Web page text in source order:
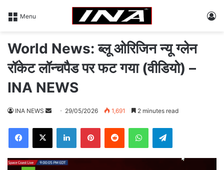
Menu
World News: ब्लू ओरिजिन न्यू ग्लेन
रॉकेट लॉन्चपैड पर फट गया (वीडियो) –
INA NEWS
INA NEWS
d
a
29/05/2026 1,691 2 minutes read